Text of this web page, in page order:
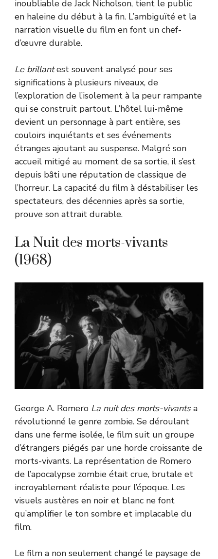
inoubliable de Jack Nicholson, tient le public
en haleine du début à la fin. L’ambiguïté et la
narration visuelle du film en font un chef-
d’œuvre durable.
Le brillantest souvent analysé pour ses
significations à plusieurs niveaux, de
l’exploration de l’isolement à la peur rampante
qui se construit partout. L’hôtel lui-même
devient un personnage à part entière, ses
couloirs inquiétants et ses événements
étranges ajoutant au suspense. Malgré son
accueil mitigé au moment de sa sortie, il s’est
depuis bâti une réputation de classique de
l’horreur. La capacité du film à déstabiliser les
spectateurs, des décennies après sa sortie,
prouve son attrait durable.
La Nuit des morts-vivants
(1968)
George A. Romero La nuit des morts-vivantsa
révolutionné le genre zombie. Se déroulant
dans une ferme isolée, le film suit un groupe
d’étrangers piégés par une horde croissante de
morts-vivants. La représentation de Romero
de l’apocalypse zombie était crue, brutale et
incroyablement réaliste pour l’époque. Les
visuels austères en noir et blanc ne font
qu’amplifier le ton sombre et implacable du
film.
Le film a non seulement changé le paysage de